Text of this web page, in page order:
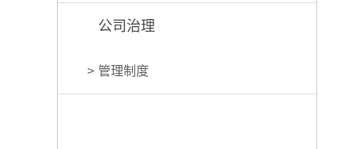
公司治理
管理制度